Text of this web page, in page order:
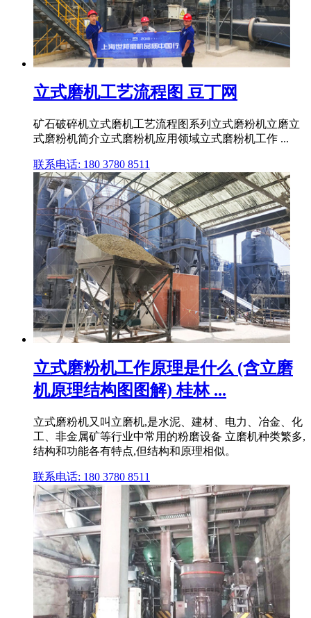
立式磨机工艺流程图 豆丁网
矿石破碎机立式磨机工艺流程图系列立式磨粉机立磨立
式磨粉机简介立式磨粉机应用领域立式磨粉机工作 ...
联系电话: 180 3780 8511
立式磨粉机工作原理是什么 (含立磨
机原理结构图图解) 桂林 ...
立式磨粉机又叫立磨机,是水泥、建材、电力、冶金、化
工、非金属矿等行业中常用的粉磨设备 立磨机种类繁多,
结构和功能各有特点,但结构和原理相似。
联系电话: 180 3780 8511